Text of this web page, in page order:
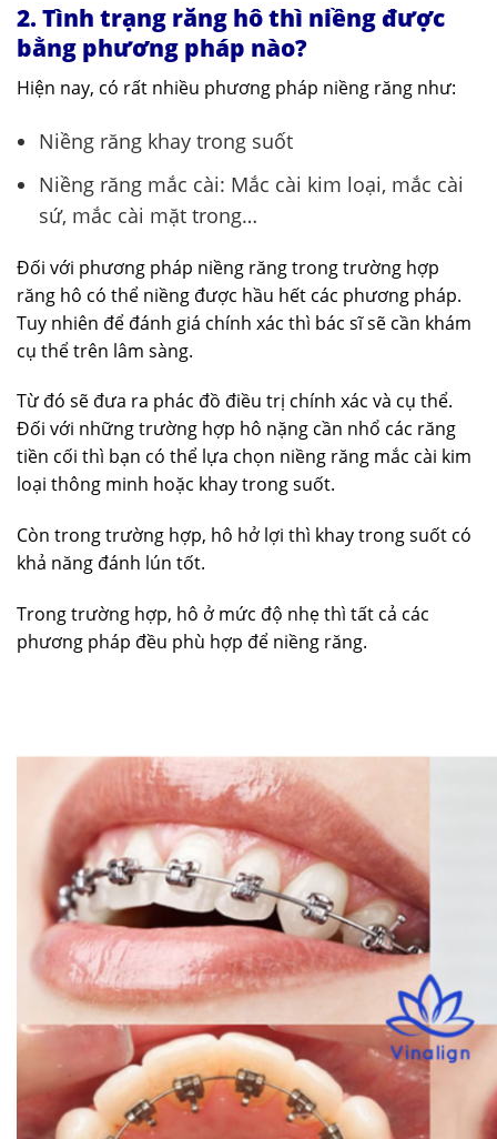
2. Tình trạng răng hô thì niềng được
bằng phương pháp nào?
Hiện nay, có rất nhiều phương pháp niềng răng như:
Niềng răng khay trong suốt
Niềng răng mắc cài: Mắc cài kim loại, mắc cài
sứ, mắc cài mặt trong…
Đối với phương pháp niềng răng trong trường hợp
răng hô có thể niềng được hầu hết các phương pháp.
Tuy nhiên để đánh giá chính xác thì bác sĩ sẽ cần khám
cụ thể trên lâm sàng.
Từ đó sẽ đưa ra phác đồ điều trị chính xác và cụ thể.
Đối với những trường hợp hô nặng cần nhổ các răng
tiền cối thì bạn có thể lựa chọn niềng răng mắc cài kim
loại thông minh hoặc khay trong suốt.
Còn trong trường hợp, hô hở lợi thì khay trong suốt có
khả năng đánh lún tốt.
Trong trường hợp, hô ở mức độ nhẹ thì tất cả các
phương pháp đều phù hợp để niềng răng.